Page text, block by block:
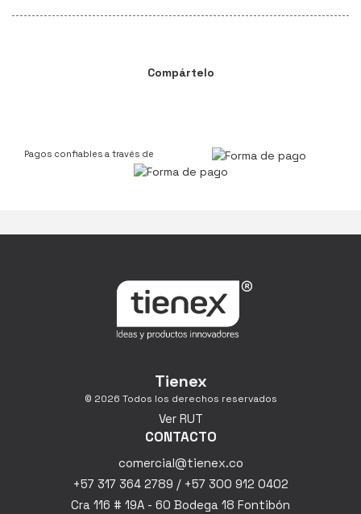
Compártelo
Pagos confiables a través de
Tienex
© 2026 Todos los derechos reservados
Ver RUT
CONTACTO
comercial@tienex.co
+57 317 364 2789 / +57 300 912 0402
Cra 116 # 19A - 60 Bodega 18 Fontibón